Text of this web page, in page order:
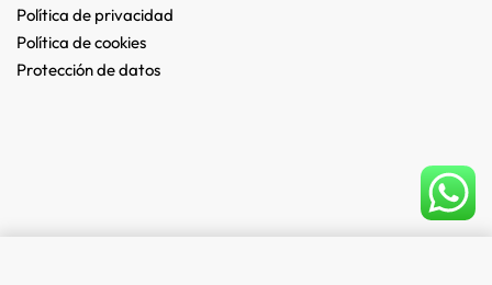
Política de privacidad
Política de cookies
Protección de datos